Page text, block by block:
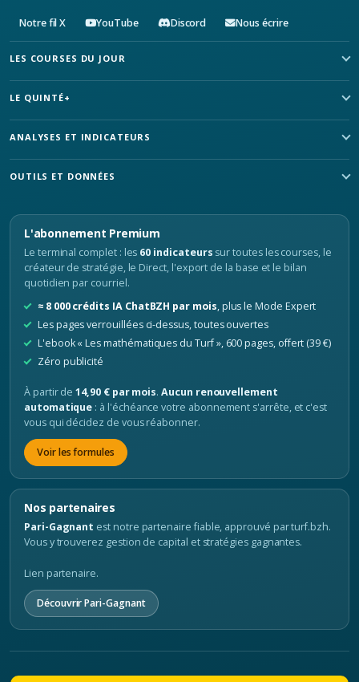
Notre fil X YouTube Discord Nous écrire
LES COURSES DU JOUR
LE QUINTÉ+
ANALYSES ET INDICATEURS
OUTILS ET DONNÉES
L'abonnement Premium
Le terminal complet : les 60 indicateurs sur toutes les courses, le
créateur de stratégie, le Direct, l'export de la base et le bilan
quotidien par courriel.
≈ 8 000 crédits IA ChatBZH par mois, plus le Mode Expert
Les pages verrouillées ci-dessus, toutes ouvertes
L'ebook « Les mathématiques du Turf », 600 pages, offert (39 €)
Zéro publicité
À partir de14,90 € par mois.Aucun renouvellement
automatique : à l'échéance votre abonnement s'arrête, et c'est
vous qui décidez de vous réabonner.
Voir les formules
Nos partenaires
Pari-Gagnant est notre partenaire fiable, approuvé par turf.bzh.
Vous y trouverez gestion de capital et stratégies gagnantes.
Lien partenaire.
Découvrir Pari-Gagnant